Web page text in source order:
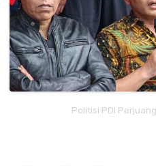
Politisi PDI